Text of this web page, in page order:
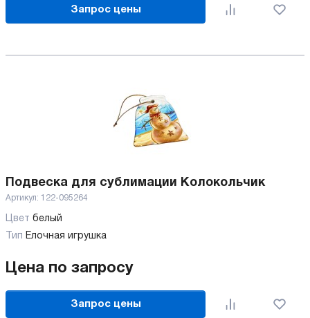
Запрос цены
Подвеска для сублимации Колокольчик
Артикул: 122-095264
Цвет белый
Тип Елочная игрушка
Цена по запросу
Запрос цены